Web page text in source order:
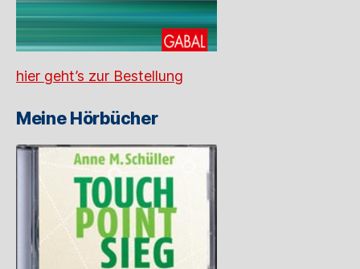
hier geht’s zur Bestellung
Meine Hörbücher